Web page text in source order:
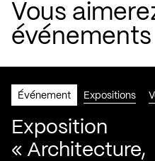
Vous
événements
Événement Expositions
Exposition
« Architecture,